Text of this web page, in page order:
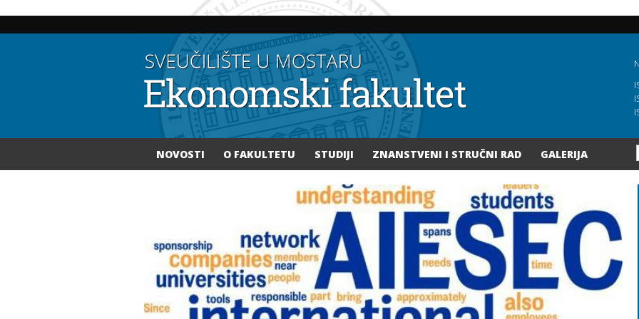
glavni
NOVOSTI O FAKULTETU STUDIJI ZNANSTVENI I STRUČNI RAD GALERIJA